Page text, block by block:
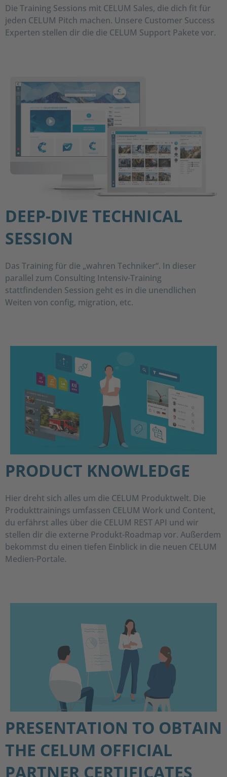
Die Training Sessions mit CELUM Sales, die dich fit für
jeden CELUM Pitch machen. Unsere Customer Success
Experten stellen dir die die CELUM Support Pakete vor.
DEEP-DIVE TECHNICAL
SESSION
Das Training für die „wahren Techniker“. In dieser
parallel zum Consulting Intensiv-Training
stattfindenden Session geht es in die unendlichen
Weiten von config, migration, etc.
PRODUCT KNOWLEDGE
Hier dreht sich alles um die CELUM Produktwelt. Die
Produkttrainings umfassen CELUM Work und Content,
du erfährst alles über die CELUM REST API und wir
stellen dir die externe Produkt-Roadmap vor. Außerdem
bekommst du einen tiefen Einblick in die neuen CELUM
Medien-Portale.
PRESENTATION TO OBTAIN
THE CELUM OFFICIAL
PARTNER CERTIFICATES